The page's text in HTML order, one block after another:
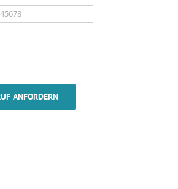
ANFORDERN